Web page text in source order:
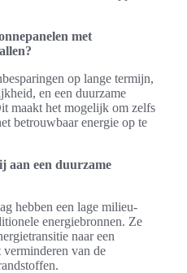
met
op lange termijn,
en een duurzame
maakt het mogelijk om zelfs
betrouwbaar energie op te
aan een duurzame
hebben een lage milieu-
energiebronnen. Ze
naar een
verminderen van de